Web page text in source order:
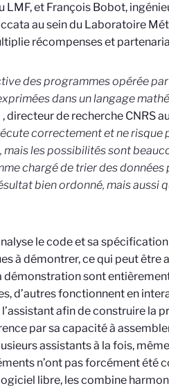
LMF, et François Bobot,
au sein du Laboratoire
récompenses et
des programmes opérée
dans un langage
, directeur de recherche CNRS
correctement et ne risque
mais les possibilités sont
chargé de trier des
bien ordonné, mais aussi
le code et sa
à démontrer, ce qui peut être
démonstration sont
d’autres fonctionnent en
afin de construire la
par sa capacité à
assistants à la fois,
n’ont pas forcément été
libre, les combine